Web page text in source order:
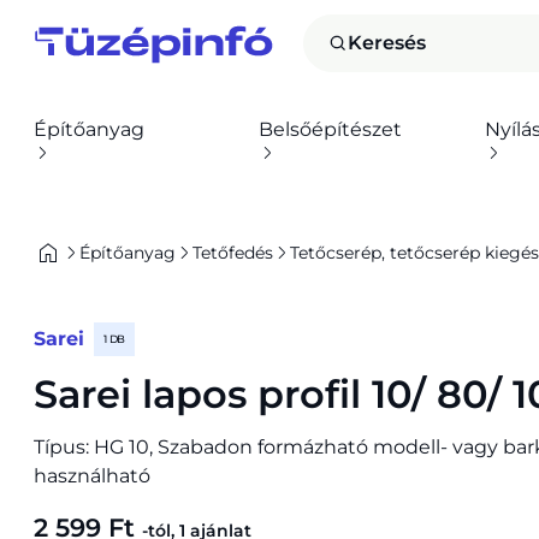
Keresés
Építőanyag Belsőépítészet
Építőanyag Tetőfedés Tetőcserép, tetőcserép
Sarei 1 DB
Sarei lapos profil 10/ 80/
Típus: HG 10, Szabadon formázható modell- vagy
használható
2 599 Ft -tól, 1 ajánlat